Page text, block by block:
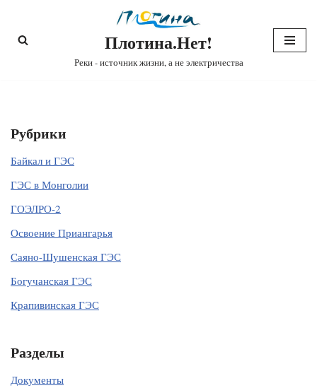
Перейти
Плотина.Нет!
Реки - источник жизни, а не электричества
Рубрики
Байкал и ГЭС
ГЭС в Монголии
ГОЭЛРО-2
Освоение Приангарья
Саяно-Шушенская ГЭС
Богучанская ГЭС
Крапивинская ГЭС
Разделы
Документы